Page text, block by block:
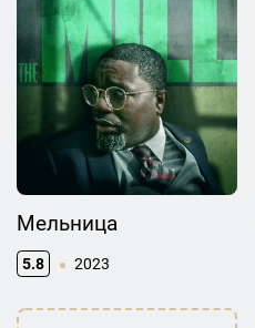
Мельница
5.8 2023